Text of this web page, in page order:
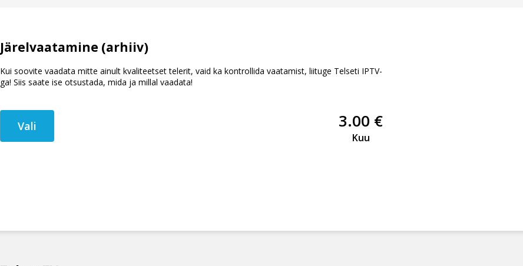
Järelvaatamine (arhiiv)
Kui soovite vaadata mitte ainult kvaliteetset telerit, vaid ka kontrollida vaatamist, liituge Telseti IPTV-
ga! Siis saate ise otsustada, mida ja millal vaadata!
3.00 €
Kuu
Vali